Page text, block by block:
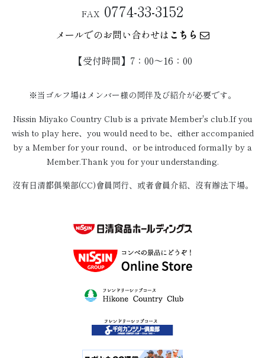
FAX 0774-33-3152
メールでのお問い合わせは こちら
【受付時間】7：00〜16：00
※当ゴルフ場はメンバー様の同伴及び紹介が必要です。
Nissin Miyako Country Club is a private Member's club.If you
wish to play here、you would need to be、either accompanied
by a Member for your round、or be introduced formally by a
Member.Thank you for your understanding.
沒有日清都俱樂部(CC)會員同行、或者會員介紹、沒有辦法下場。